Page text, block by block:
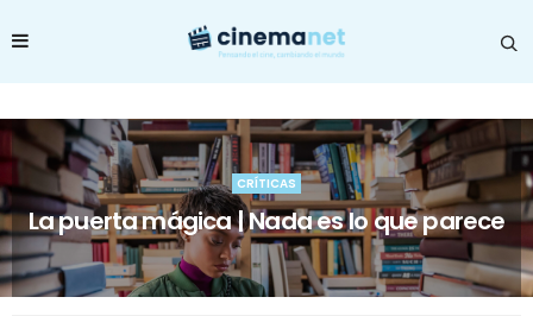
CRÍTICAS
La puerta mágica | Nada es lo que parece